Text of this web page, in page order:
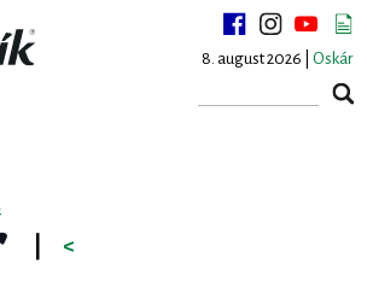
8. august 2026 | Oskár
<